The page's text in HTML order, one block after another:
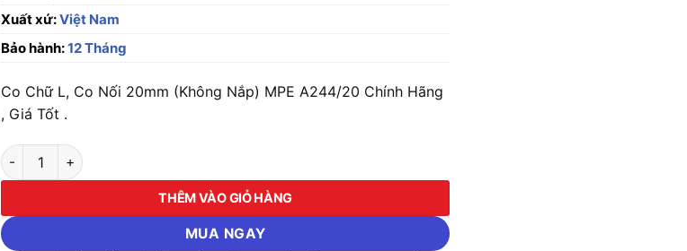
Xuất xứ:Việt Nam
Bảo hành:12 Tháng
Co Chữ L, Co Nối 20mm (Không Nắp) MPE A244/20 Chính Hãng
, Giá Tốt .
Co Chữ L, Co Nối 20mm (Không Nắp) MPE A244/20 số lượng
THÊM VÀO GIỎ HÀNG
MUA NGAY